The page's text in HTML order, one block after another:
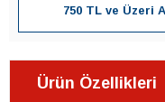
750 TL ve Üzeri
Ürün Özellikleri